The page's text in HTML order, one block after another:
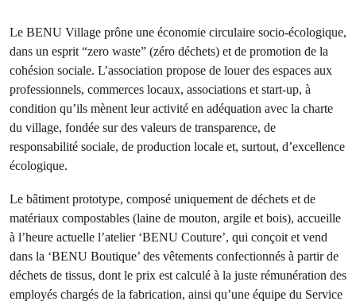
Le BENU Village prône une économie circulaire socio-écologique,
dans un esprit “zero waste” (zéro déchets) et de promotion de la
cohésion sociale. L’association propose de louer des espaces aux
professionnels, commerces locaux, associations et start-up, à
condition qu’ils mènent leur activité en adéquation avec la charte
du village, fondée sur des valeurs de transparence, de
responsabilité sociale, de production locale et, surtout, d’excellence
écologique.
Le bâtiment prototype, composé uniquement de déchets et de
matériaux compostables (laine de mouton, argile et bois), accueille
à l’heure actuelle l’atelier ‘BENU Couture’, qui conçoit et vend
dans la ‘BENU Boutique’ des vêtements confectionnés à partir de
déchets de tissus, dont le prix est calculé à la juste rémunération des
employés chargés de la fabrication, ainsi qu’une équipe du Service